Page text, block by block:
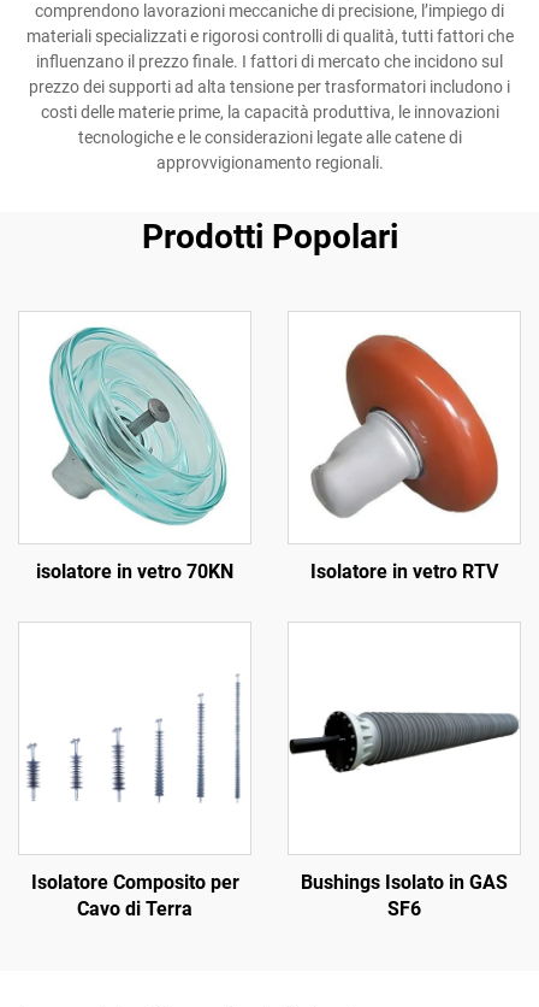
comprendono lavorazioni meccaniche di precisione, l’impiego di
materiali specializzati e rigorosi controlli di qualità, tutti fattori che
influenzano il prezzo finale. I fattori di mercato che incidono sul
prezzo dei supporti ad alta tensione per trasformatori includono i
costi delle materie prime, la capacità produttiva, le innovazioni
tecnologiche e le considerazioni legate alle catene di
approvvigionamento regionali.
Prodotti Popolari
isolatore in vetro 70KN Isolatore in vetro RTV
Isolatore Composito per
Cavo di Terra
Bushings Isolato in GAS
SF6